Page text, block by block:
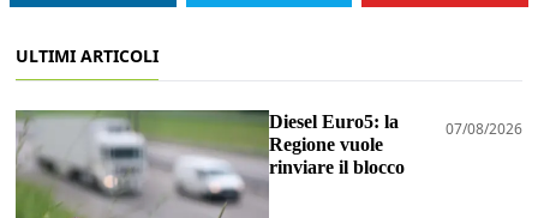
ULTIMI ARTICOLI
Diesel Euro5: la
Regione vuole
rinviare il blocco
07/08/2026